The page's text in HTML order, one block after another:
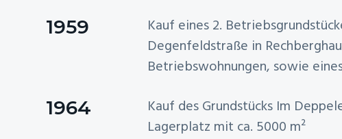
1959
Kauf eines 2.
Degenfeldstraße in
Betriebswohnungen, sowie
1964
Kauf des Grundstücks Im
Lagerplatz mit ca. 5000 m²